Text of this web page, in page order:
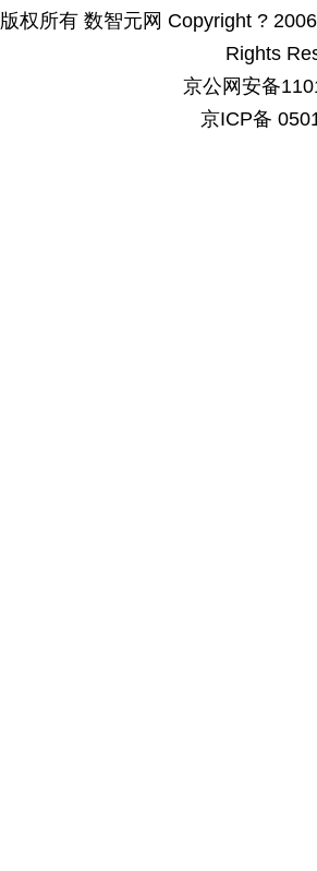
版权所有 数智元网 Copyright ?
Rights
京公网安备
京ICP备